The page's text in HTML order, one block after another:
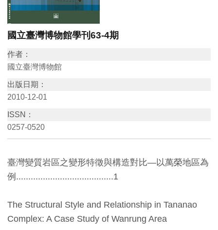
資
訊
展
覽
訊
教
動
版
文
國立臺灣博物館學刊63-4期
作者：
國立臺灣博物館
出版日期：
2010-12-01
ISSN：
0257-0520
臺灣變質岩區之變形特徵與構造對比—以萬榮地區為
例........................................1
The Structural Style and Relationship in Tananao
Complex: A Case Study of Wanrung Area